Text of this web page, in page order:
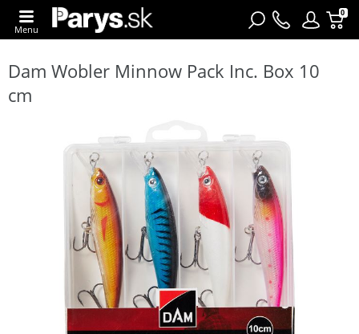
0
Menu
Dam Wobler Minnow Pack Inc. Box 10
cm